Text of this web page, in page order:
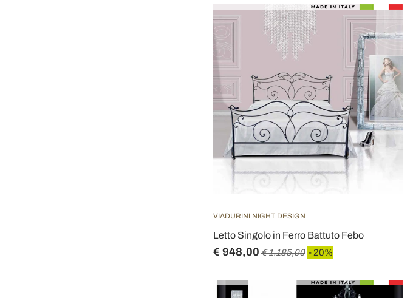
VIADURINI NIGHT DESIGN
Letto Singolo in Ferro Battuto Febo
€ 948,00 € 1.185,00 - 20%